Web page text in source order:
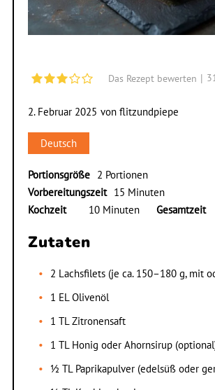
Das Rezept bewerten |
2. Februar 2025 von flitzundpiepe
Deutsch
Portionsgröße 2 Portionen
Vorbereitungszeit 15 Minuten
Kochzeit
10 Minuten Gesamtzeit
Zutaten
2 Lachsfilets (je ca. 150–180 g, mit
1 EL Olivenöl
1 TL Zitronensaft
1 TL Honig oder Ahornsirup
½ TL Paprikapulver (edelsüß oder